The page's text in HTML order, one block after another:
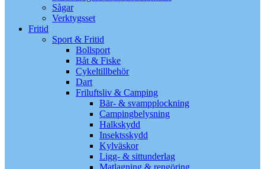
Sågar
Verktygsset
Fritid
Sport & Fritid
Bollsport
Båt & Fiske
Cykeltillbehör
Dart
Friluftsliv & Camping
Bär- & svampplockning
Campingbelysning
Halkskydd
Insektsskydd
Kylväskor
Ligg- & sittunderlag
Matlagning & rengöring